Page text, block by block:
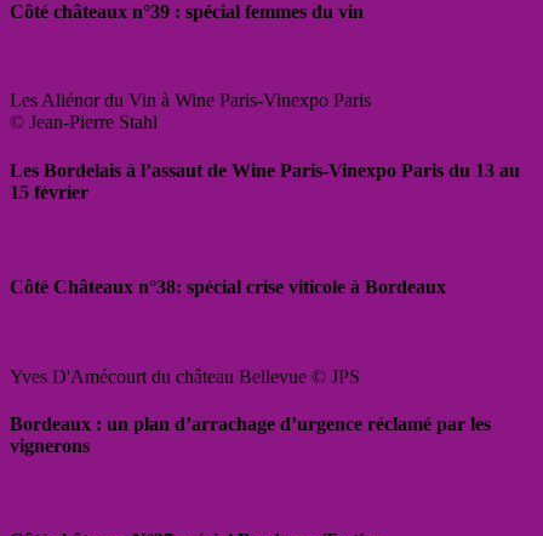
Côté châteaux n°39 : spécial femmes du vin
Les Aliénor du Vin à Wine Paris-Vinexpo Paris
© Jean-Pierre Stahl
Les Bordelais à l’assaut de Wine Paris-Vinexpo Paris du 13 au
15 février
Côté Châteaux n°38: spécial crise viticole à Bordeaux
Yves D'Amécourt du château Bellevue © JPS
Bordeaux : un plan d’arrachage d’urgence réclamé par les
vignerons